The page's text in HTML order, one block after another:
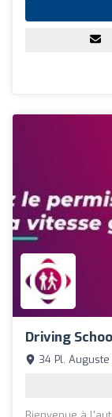
Driving
34 Pl.